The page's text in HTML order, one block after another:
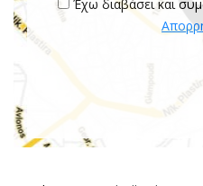
Έχω διαβάσει και